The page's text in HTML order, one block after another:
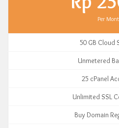
Per
50 GB Cloud
Unmetered
25 cPanel
Unlimited SSL
Buy Domain